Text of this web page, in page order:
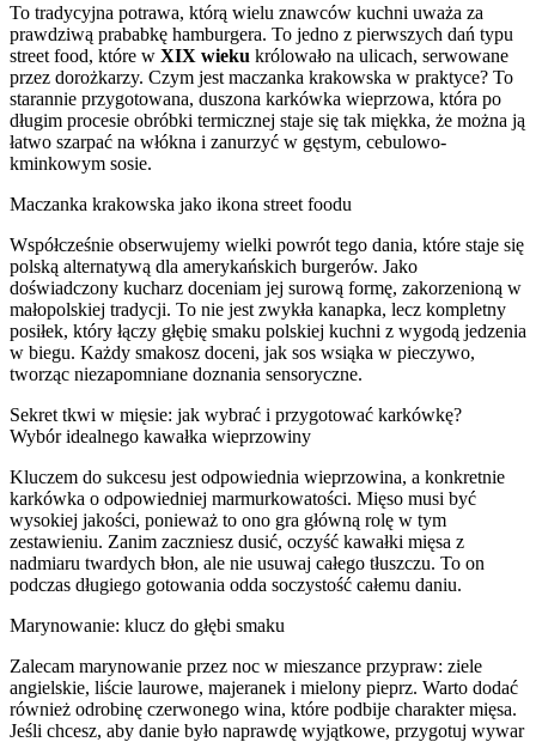
To tradycyjna potrawa, którą wielu znawców kuchni uważa za
prawdziwą prababkę hamburgera. To jedno z pierwszych dań typu
street food, które w XIX wieku królowało na ulicach, serwowane
przez dorożkarzy. Czym jest maczanka krakowska w praktyce? To
starannie przygotowana, duszona karkówka wieprzowa, która po
długim procesie obróbki termicznej staje się tak miękka, że można ją
łatwo szarpać na włókna i zanurzyć w gęstym, cebulowo-
kminkowym sosie.
Maczanka krakowska jako ikona street foodu
Współcześnie obserwujemy wielki powrót tego dania, które staje się
polską alternatywą dla amerykańskich burgerów. Jako
doświadczony kucharz doceniam jej surową formę, zakorzenioną w
małopolskiej tradycji. To nie jest zwykła kanapka, lecz kompletny
posiłek, który łączy głębię smaku polskiej kuchni z wygodą jedzenia
w biegu. Każdy smakosz doceni, jak sos wsiąka w pieczywo,
tworząc niezapomniane doznania sensoryczne.
Sekret tkwi w mięsie: jak wybrać i przygotować karkówkę?
Wybór idealnego kawałka wieprzowiny
Kluczem do sukcesu jest odpowiednia wieprzowina, a konkretnie
karkówka o odpowiedniej marmurkowatości. Mięso musi być
wysokiej jakości, ponieważ to ono gra główną rolę w tym
zestawieniu. Zanim zaczniesz dusić, oczyść kawałki mięsa z
nadmiaru twardych błon, ale nie usuwaj całego tłuszczu. To on
podczas długiego gotowania odda soczystość całemu daniu.
Marynowanie: klucz do głębi smaku
Zalecam marynowanie przez noc w mieszance przypraw: ziele
angielskie, liście laurowe, majeranek i mielony pieprz. Warto dodać
również odrobinę czerwonego wina, które podbije charakter mięsa.
Jeśli chcesz, aby danie było naprawdę wyjątkowe, przygotuj wywar